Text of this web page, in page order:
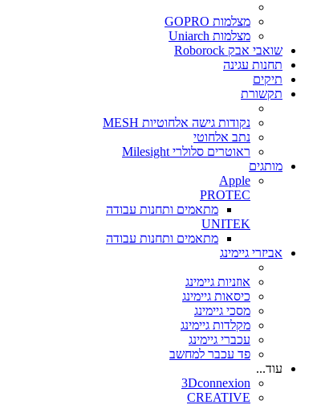
מצלמות GOPRO
מצלמות Uniarch
שואבי אבק Roborock
תחנות עגינה
תיקים
תקשורת
נקודות גישה אלחוטיות MESH
נתב אלחוטי
ראוטרים סלולרי Milesight
מותגים
Apple
PROTEC
מתאמים ותחנות עבודה
UNITEK
מתאמים ותחנות עבודה
אביזרי גיימינג
אוזניות גיימינג
כיסאות גיימינג
מסכי גיימינג
מקלדות גיימינג
עכברי גיימינג
פד עכבר למחשב
עוד...
3Dconnexion
CREATIVE